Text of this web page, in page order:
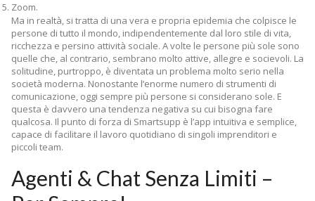
Zoom.
Ma in realtà, si tratta di una vera e propria epidemia che colpisce le
persone di tutto il mondo, indipendentemente dal loro stile di vita,
ricchezza e persino attività sociale. A volte le persone più sole sono
quelle che, al contrario, sembrano molto attive, allegre e socievoli. La
solitudine, purtroppo, è diventata un problema molto serio nella
società moderna. Nonostante l’enorme numero di strumenti di
comunicazione, oggi sempre più persone si considerano sole. E
questa è davvero una tendenza negativa su cui bisogna fare
qualcosa. Il punto di forza di Smartsupp è l’app intuitiva e semplice,
capace di facilitare il lavoro quotidiano di singoli imprenditori e
piccoli team.
Agenti & Chat Senza Limiti –